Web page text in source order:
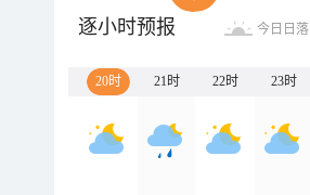
逐小时预报 今日日落
20时 21时 22时 23时